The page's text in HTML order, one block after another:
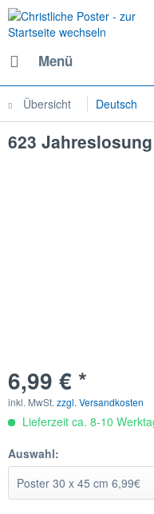
Menü
Übersicht Deutsch
623
6,99 € *
inkl. MwSt.zzgl. Versandkosten
Lieferzeit ca. 8-10
Auswahl: